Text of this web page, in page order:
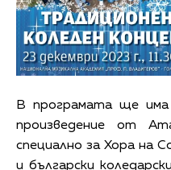
В програмата ще има
произведение от
специално за Хора на
и български